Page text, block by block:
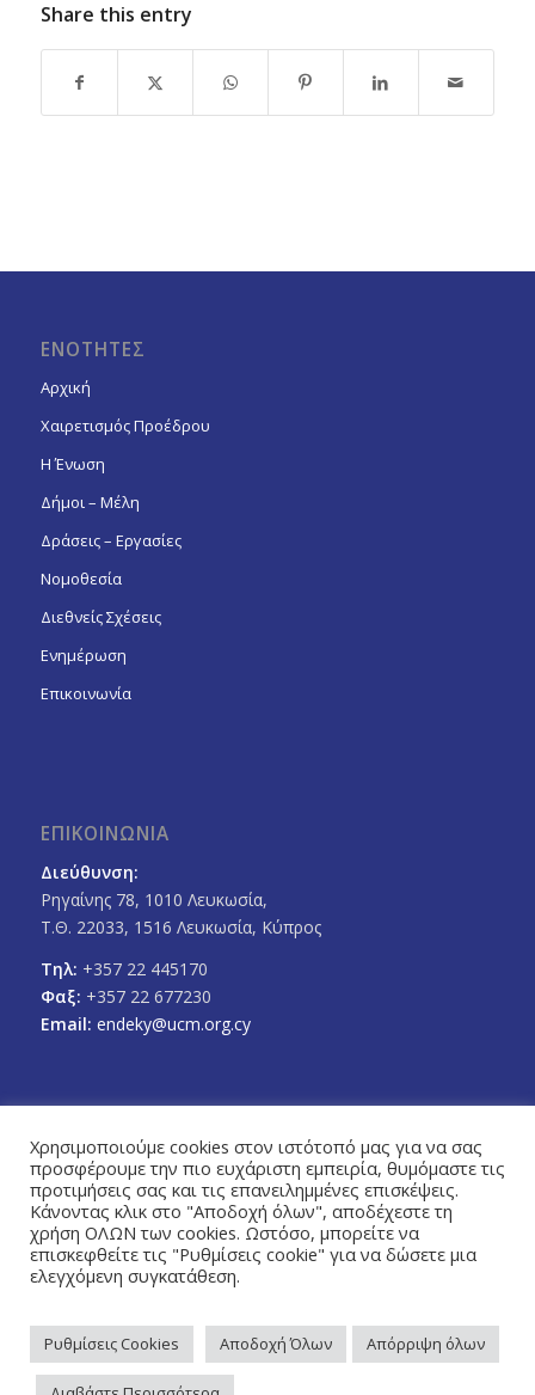
Share this entry
ΕΝΟΤΗΤΕΣ
Αρχική
Χαιρετισμός Προέδρου
Η Ένωση
Δήμοι – Μέλη
Δράσεις – Εργασίες
Νομοθεσία
Διεθνείς Σχέσεις
Ενημέρωση
Επικοινωνία
ΕΠΙΚΟΙΝΩΝΙΑ
Διεύθυνση:
Ρηγαίνης 78, 1010 Λευκωσία,
Τ.Θ. 22033, 1516 Λευκωσία, Κύπρος
Τηλ: +357 22 445170
Φαξ: +357 22 677230
Email: endeky@ucm.org.cy
FOLLOW US
Facebook
Twitter
Πολιτική Απορρήτου
© Copyright 2026 - Ένωση Δήμων Κύπρου / Designed & Developed by
Χρησιμοποιούμε cookies στον ιστότοπό μας για να σας
προσφέρουμε την πιο ευχάριστη εμπειρία, θυμόμαστε τις
προτιμήσεις σας και τις επανειλημμένες επισκέψεις.
Κάνοντας κλικ στο "Αποδοχή όλων", αποδέχεστε τη
χρήση ΟΛΩΝ των cookies. Ωστόσο, μπορείτε να
επισκεφθείτε τις "Ρυθμίσεις cookie" για να δώσετε μια
ελεγχόμενη συγκατάθεση.
Ρυθμίσεις Cookies Αποδοχή Όλων Απόρριψη όλων